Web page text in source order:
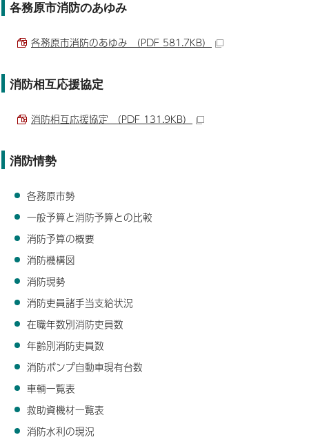
各務原市消防のあゆみ
各務原市消防のあゆみ （PDF 581.7KB）
消防相互応援協定
消防相互応援協定 （PDF 131.9KB）
消防情勢
各務原市勢
一般予算と消防予算との比較
消防予算の概要
消防機構図
消防現勢
消防吏員諸手当支給状況
在職年数別消防吏員数
年齢別消防吏員数
消防ポンプ自動車現有台数
車輌一覧表
救助資機材一覧表
消防水利の現況